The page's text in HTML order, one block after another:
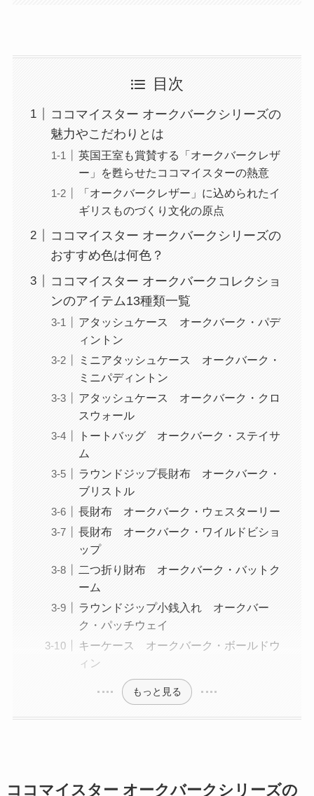
目次
ココマイスター オークバークシリーズの
魅力やこだわりとは
英国王室も賞賛する「オークバークレザ
ー」を甦らせたココマイスターの熱意
「オークバークレザー」に込められたイ
ギリスものづくり文化の原点
ココマイスター オークバークシリーズの
おすすめ色は何色？
ココマイスター オークバークコレクショ
ンのアイテム13種類一覧
アタッシュケース オークバーク・パデ
ィントン
ミニアタッシュケース オークバーク・
ミニパディントン
アタッシュケース オークバーク・クロ
スウォール
トートバッグ オークバーク・ステイサ
ム
ラウンドジップ長財布 オークバーク・
ブリストル
長財布 オークバーク・ウェスターリー
長財布 オークバーク・ワイルドビショ
ップ
二つ折り財布 オークバーク・バットク
ーム
ラウンドジップ小銭入れ オークバー
ク・パッチウェイ
キーケース オークバーク・ボールドウ
ィン
もっと見る
ココマイスター オークバークシリーズの